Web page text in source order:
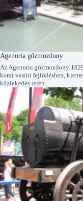
Agenoria gőzmozdony
Az Agenoria gőzmozdony
korai vasúti fejlődésben,
közlekedés terén.